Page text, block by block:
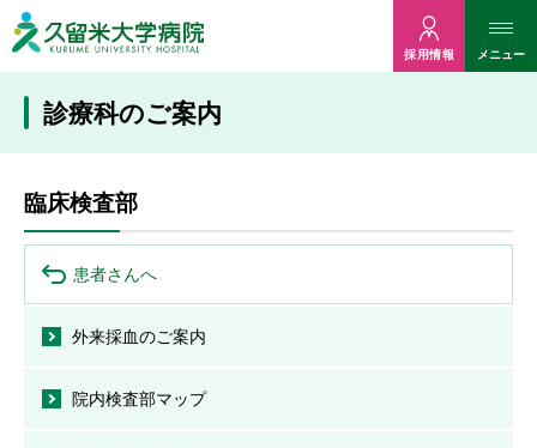
採用情報 メニュー
診療科のご案内
臨床検査部
患者さんへ
外来採血のご案内
院内検査部マップ